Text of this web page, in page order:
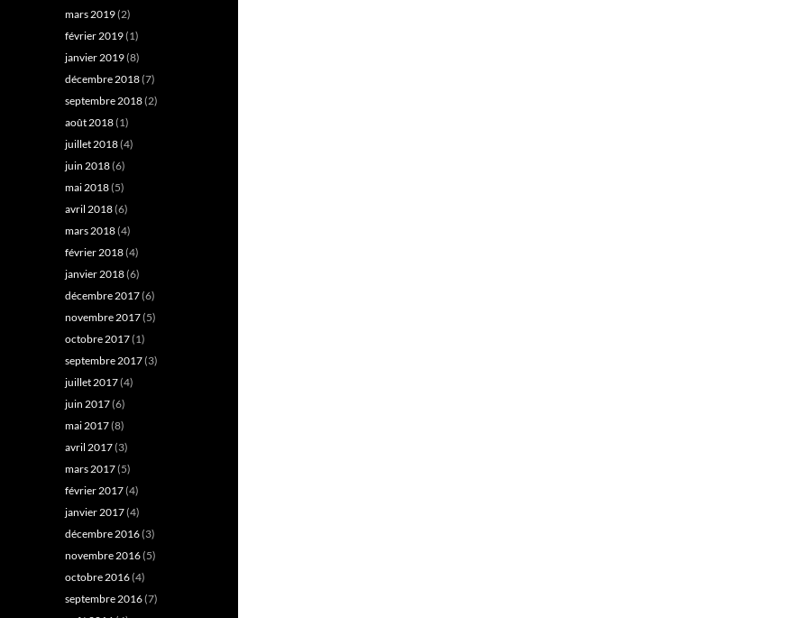
mars 2019(2)
février 2019(1)
janvier 2019(8)
décembre 2018(7)
septembre 2018(2)
août 2018(1)
juillet 2018(4)
juin 2018(6)
mai 2018(5)
avril 2018(6)
mars 2018(4)
février 2018(4)
janvier 2018(6)
décembre 2017(6)
novembre 2017(5)
octobre 2017(1)
septembre 2017(3)
juillet 2017(4)
juin 2017(6)
mai 2017(8)
avril 2017(3)
mars 2017(5)
février 2017(4)
janvier 2017(4)
décembre 2016(3)
novembre 2016(5)
octobre 2016(4)
septembre 2016(7)